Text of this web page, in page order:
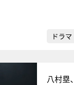
ドラマ
八村塁